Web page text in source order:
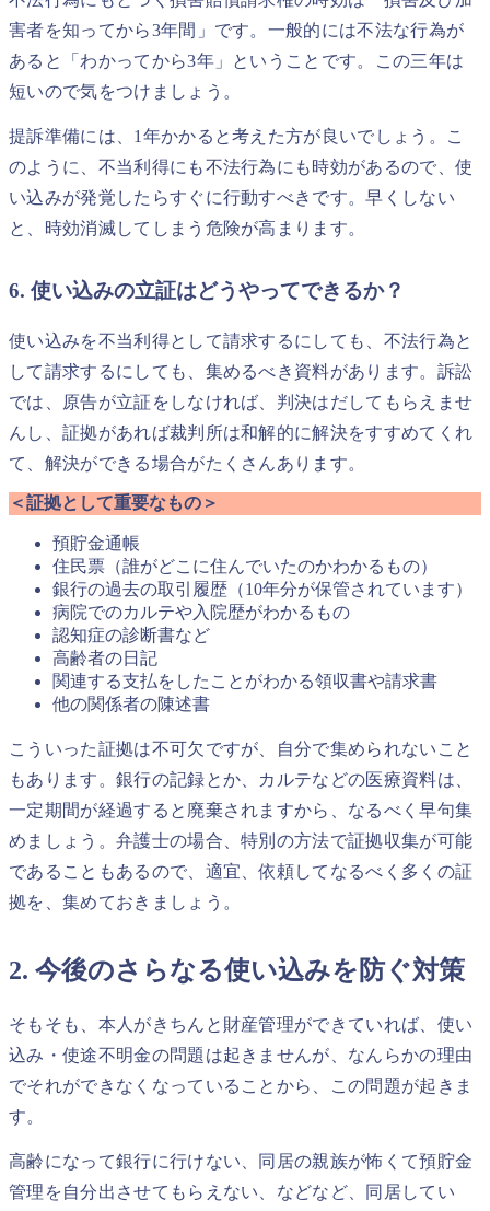
害者を知ってから3年間」です。一般的には不法な行為が
あると「わかってから3年」ということです。この三年は
短いので気をつけましょう。
提訴準備には、1年かかると考えた方が良いでしょう。こ
のように、不当利得にも不法行為にも時効があるので、使
い込みが発覚したらすぐに行動すべきです。早くしない
と、時効消滅してしまう危険が高まります。
6. 使い込みの立証はどうやってできるか？
使い込みを不当利得として請求するにしても、不法行為と
して請求するにしても、集めるべき資料があります。訴訟
では、原告が立証をしなければ、判決はだしてもらえませ
んし、証拠があれば裁判所は和解的に解決をすすめてくれ
て、解決ができる場合がたくさんあります。
＜証拠として重要なもの＞
預貯金通帳
住民票（誰がどこに住んでいたのかわかるもの）
銀行の過去の取引履歴（10年分が保管されています）
病院でのカルテや入院歴がわかるもの
認知症の診断書など
高齢者の日記
関連する支払をしたことがわかる領収書や請求書
他の関係者の陳述書
こういった証拠は不可欠ですが、自分で集められないこと
もあります。銀行の記録とか、カルテなどの医療資料は、
一定期間が経過すると廃棄されますから、なるべく早句集
めましょう。弁護士の場合、特別の方法で証拠収集が可能
であることもあるので、適宜、依頼してなるべく多くの証
拠を、集めておきましょう。
2. 今後のさらなる使い込みを防ぐ対策
そもそも、本人がきちんと財産管理ができていれば、使い
込み・使途不明金の問題は起きませんが、なんらかの理由
でそれができなくなっていることから、この問題が起きま
す。
高齢になって銀行に行けない、同居の親族が怖くて預貯金
管理を自分出させてもらえない、などなど、同居してい